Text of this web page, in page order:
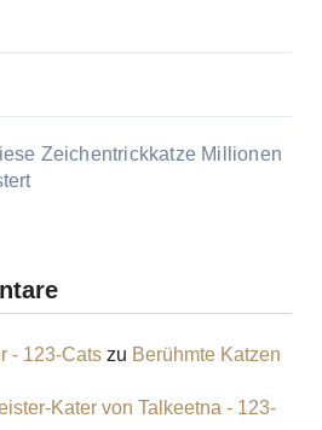
Zeichentrickkatze Millionen
- 123-Catszu Berühmte Katzen
Kater von Talkeetna - 123-